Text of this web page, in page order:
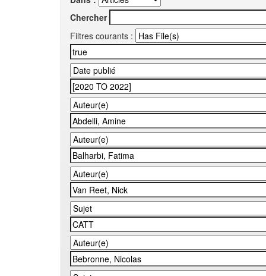
Chercher
Filtres courants :